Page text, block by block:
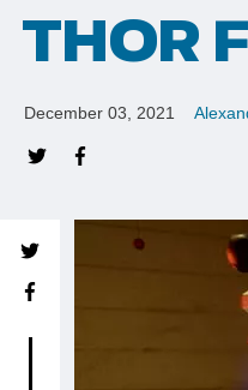
THOR
December 03, 2021